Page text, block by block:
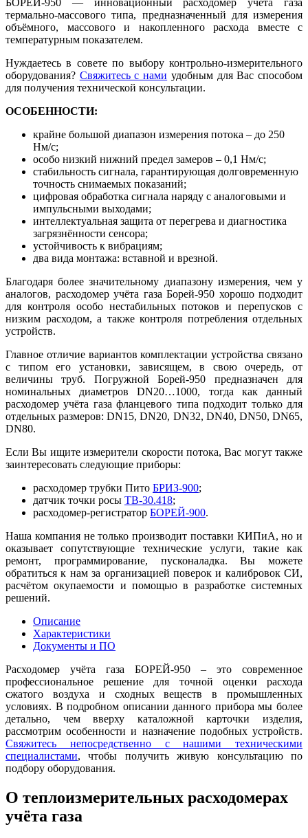
термально-массового типа, предназначенный для измерения
объёмного, массового и накопленного расхода вместе с
температурным показателем.
Нуждаетесь в совете по выбору контрольно-измерительного
оборудования? Свяжитесь с нами удобным для Вас способом
для получения технической консультации.
ОСОБЕННОСТИ:
крайне большой диапазон измерения потока – до 250
Нм/с;
особо низкий нижний предел замеров – 0,1 Нм/с;
стабильность сигнала, гарантирующая долговременную
точность снимаемых показаний;
цифровая обработка сигнала наряду с аналоговыми и
импульсными выходами;
интеллектуальная защита от перегрева и диагностика
загрязнённости сенсора;
устойчивость к вибрациям;
два вида монтажа: вставной и врезной.
Благодаря более значительному диапазону измерения, чем у
аналогов, расходомер учёта газа Борей-950 хорошо подходит
для контроля особо нестабильных потоков и перепусков с
низким расходом, а также контроля потребления отдельных
устройств.
Главное отличие вариантов комплектации устройства связано
с типом его установки, зависящем, в свою очередь, от
величины труб. Погружной Борей-950 предназначен для
номинальных диаметров DN20…1000, тогда как данный
расходомер учёта газа фланцевого типа подходит только для
отдельных размеров: DN15, DN20, DN32, DN40, DN50, DN65,
DN80.
Если Вы ищите измерители скорости потока, Вас могут также
заинтересовать следующие приборы:
расходомер трубки Пито БРИЗ-900;
датчик точки росы ТВ-30.418;
расходомер-регистратор БОРЕЙ-900.
Наша компания не только производит поставки КИПиА, но и
оказывает сопутствующие технические услуги, такие как
ремонт, программирование, пусконаладка. Вы можете
обратиться к нам за организацией поверок и калибровок СИ,
расчётом окупаемости и помощью в разработке системных
решений.
Описание
Характеристики
Документы и ПО
Расходомер учёта газа БОРЕЙ-950 – это современное
профессиональное решение для точной оценки расхода
сжатого воздуха и сходных веществ в промышленных
условиях. В подробном описании данного прибора мы более
детально, чем вверху каталожной карточки изделия,
рассмотрим особенности и назначение подобных устройств.
Свяжитесь непосредственно с нашими техническими
специалистами, чтобы получить живую консультацию по
подбору оборудования.
О теплоизмерительных расходомерах
учёта газа